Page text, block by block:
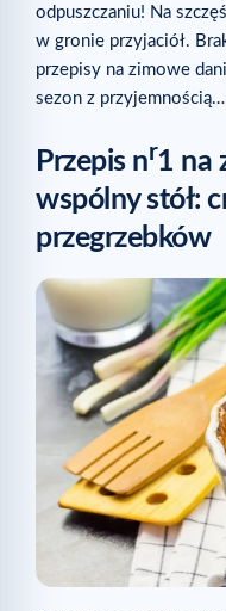
odpuszczaniu! Na
w gronie przyjaciół.
przepisy na zimowe
sezon z
Przepis nr1 na
wspólny stół:
przegrzebków